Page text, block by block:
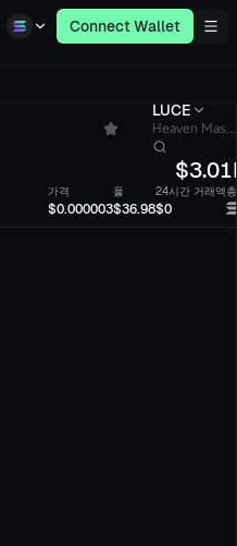
Connect Wallet
LUCE
Heaven Mas...
$
가격
$0.000003
풀
$36.98
24시간 거래액
$0